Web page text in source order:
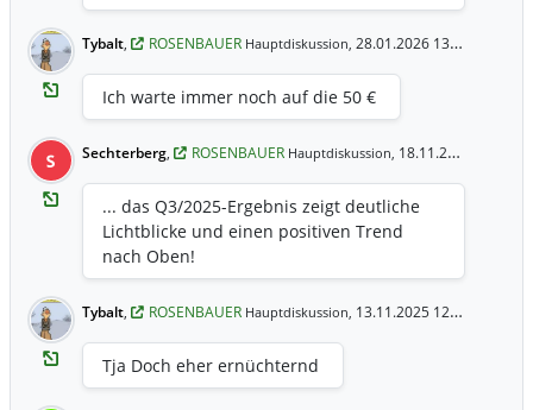
Tybalt, ROSENBAUER Hauptdiskussion, 28.01.2026 13:24 Uhr
Ich warte immer noch auf die 50 €
S Sechterberg, ROSENBAUER Hauptdiskussion, 18.11.2025 13:17 Uhr
... das Q3/2025-Ergebnis zeigt deutliche
Lichtblicke und einen positiven Trend
nach Oben!
Tybalt, ROSENBAUER Hauptdiskussion, 13.11.2025 12:29 Uhr
Tja Doch eher ernüchternd